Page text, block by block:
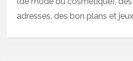
adresses, des bon plans et